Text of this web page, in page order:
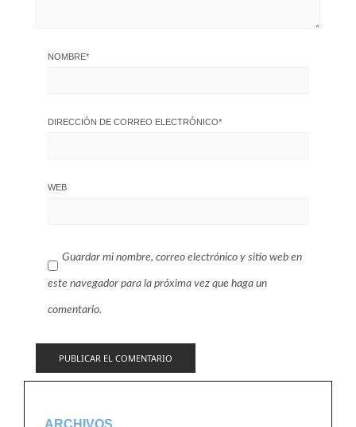
NOMBRE*
DIRECCIÓN DE CORREO ELECTRÓNICO*
WEB
Guardar mi nombre, correo electrónico y sitio web en
este navegador para la próxima vez que haga un
comentario.
ARCHIVOS